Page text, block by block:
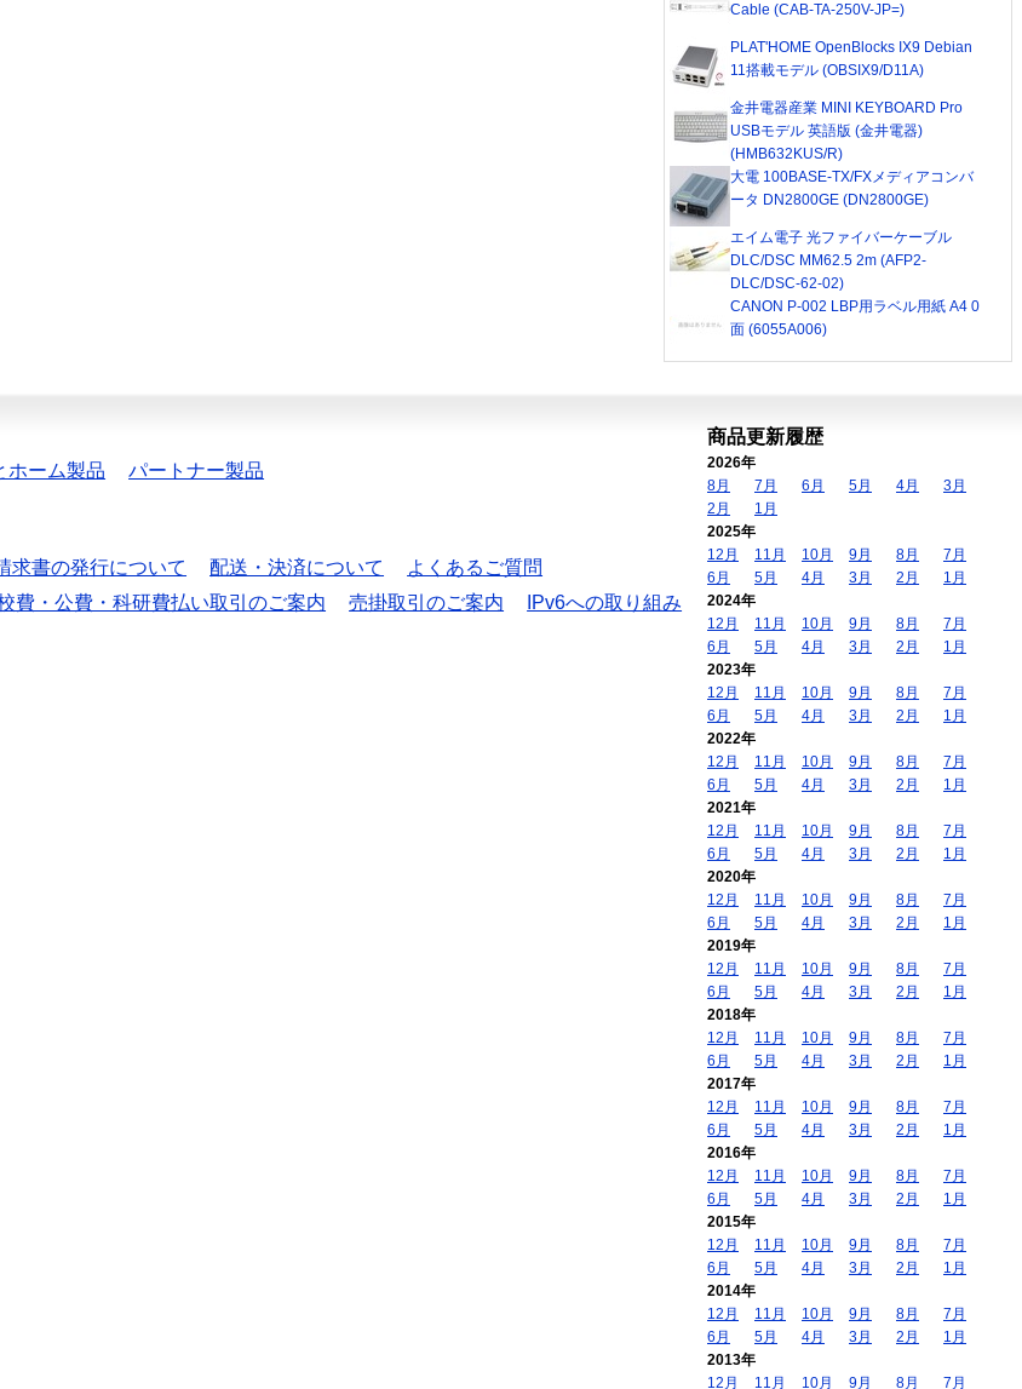
Cable (CAB-TA-250V-JP=)
PLAT'HOME OpenBlocks IX9 Debian
11搭載モデル (OBSIX9/D11A)
金井電器産業 MINI KEYBOARD Pro
USBモデル 英語版 (金井電器)
(HMB632KUS/R)
大電 100BASE-TX/FXメディアコンバ
ータ DN2800GE (DN2800GE)
エイム電子 光ファイバーケーブル
DLC/DSC MM62.5 2m (AFP2-
DLC/DSC-62-02)
CANON P-002 LBP用ラベル用紙 A4 0
面 (6055A006)
ホーム製品 パートナー製品
求書の発行について 配送・決済について
よくあるご質問
費・公費・科研費払い取引のご案内 売掛取引のご案内
IPv6への取り組み
商品更新履歴
2026年
8月
7月 6月 5月 4月
3月
2月
1月
2025年
12月
11月 10月 9月 8月
7月
6月
5月 4月 3月 2月
1月
2024年
12月
11月 10月 9月 8月
7月
6月
5月 4月 3月 2月
1月
2023年
12月
11月 10月 9月 8月
7月
6月
5月 4月 3月 2月
1月
2022年
12月
11月 10月 9月 8月
7月
6月
5月 4月 3月 2月
1月
2021年
12月
11月 10月 9月 8月
7月
6月
5月 4月 3月 2月
1月
2020年
12月
11月 10月 9月 8月
7月
6月
5月 4月 3月 2月
1月
2019年
12月
11月 10月 9月 8月
7月
6月
5月 4月 3月 2月
1月
2018年
12月
11月 10月 9月 8月
7月
6月
5月 4月 3月 2月
1月
2017年
12月
11月 10月 9月 8月
7月
6月
5月 4月 3月 2月
1月
2016年
12月
11月 10月 9月 8月
7月
6月
5月 4月 3月 2月
1月
2015年
12月
11月 10月 9月 8月
7月
6月
5月 4月 3月 2月
1月
2014年
12月
11月 10月 9月 8月
7月
6月
5月 4月 3月 2月
1月
2013年
12月
11月 10月 9月 8月 7月